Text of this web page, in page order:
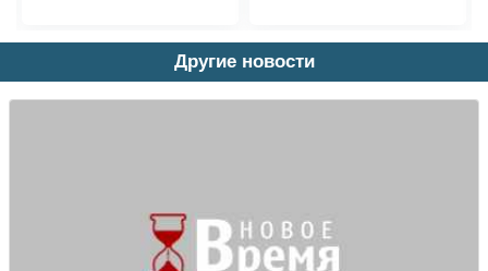
Другие новости